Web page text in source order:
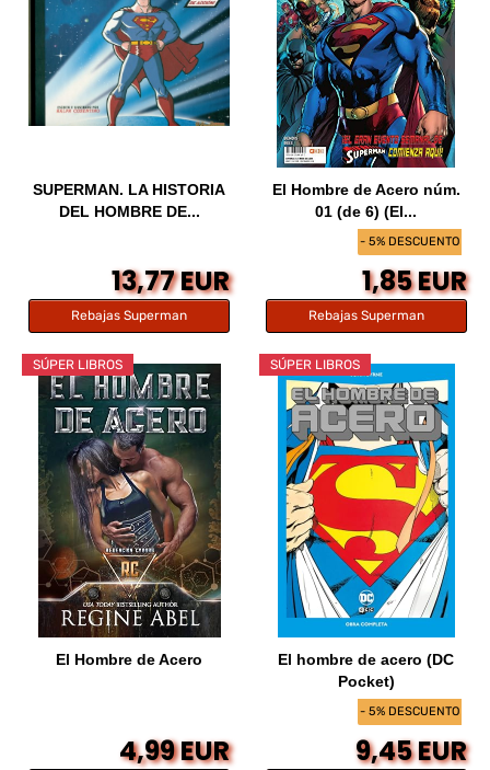
SUPERMAN. LA HISTORIA
DEL HOMBRE DE...
13,77 EUR
Rebajas Superman
- 5% DESCUENTO
El Hombre de Acero núm.
01 (de 6) (El...
1,85 EUR
Rebajas Superman
SÚPER LIBROS
El Hombre de Acero
4,99 EUR
- 5% DESCUENTO
SÚPER LIBROS
El hombre de acero (DC
Pocket)
9,45 EUR